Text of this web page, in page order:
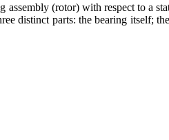
(rotor) with respect to a
distinct parts: the bearing itself;